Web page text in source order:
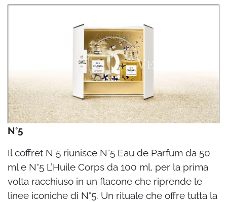
N°5
Il coffret N°5 riunisce N°5 Eau de Parfum da 50
ml e N°5 L’Huile Corps da 100 ml, per la prima
volta racchiuso in un flacone che riprende le
linee iconiche di N°5. Un rituale che offre tutta la